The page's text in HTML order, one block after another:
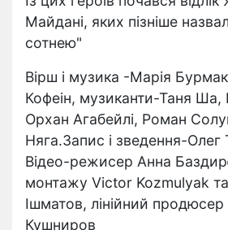
Майдані, яких пізніше
сотнею"
Вірш і музика -Марія
Кофеін, музиканти-Таня
Орхан Агабейлі, Роман
Няга.Запис і зведення-Олег
Відео-режисер Анна
монтажу Victor Kozmulyak
Ішматов, лінійний
Кушниров